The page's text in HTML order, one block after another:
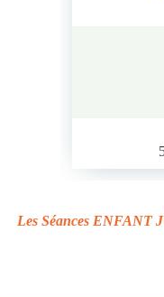
Les Séances ENFANT